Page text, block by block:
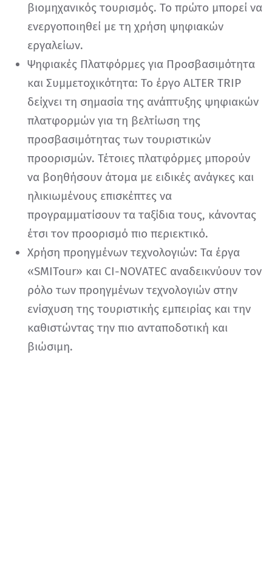
βιομηχανικός τουρισμός. Το πρώτο μπορεί να
ενεργοποιηθεί με τη χρήση ψηφιακών
εργαλείων.
Ψηφιακές Πλατφόρμες για Προσβασιμότητα
και Συμμετοχικότητα: Το έργο ALTER TRIP
δείχνει τη σημασία της ανάπτυξης ψηφιακών
πλατφορμών για τη βελτίωση της
προσβασιμότητας των τουριστικών
προορισμών. Τέτοιες πλατφόρμες μπορούν
να βοηθήσουν άτομα με ειδικές ανάγκες και
ηλικιωμένους επισκέπτες να
προγραμματίσουν τα ταξίδια τους, κάνοντας
έτσι τον προορισμό πιο περιεκτικό.
Χρήση προηγμένων τεχνολογιών: Τα έργα
«SMITour» και CI-NOVATEC αναδεικνύουν τον
ρόλο των προηγμένων τεχνολογιών στην
ενίσχυση της τουριστικής εμπειρίας και την
καθιστώντας την πιο ανταποδοτική και
βιώσιμη.